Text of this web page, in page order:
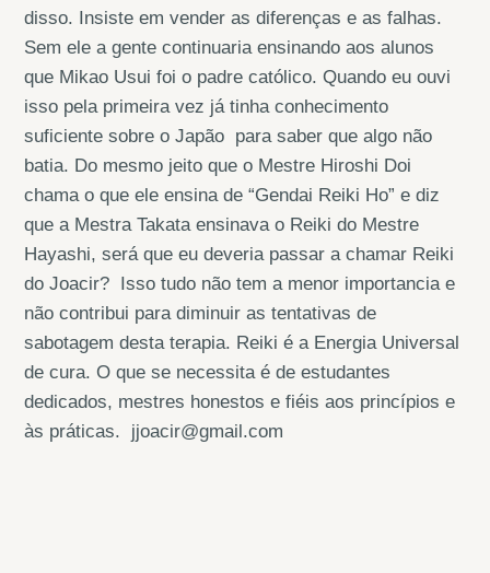
disso. Insiste em vender as diferenças e as falhas.
Sem ele a gente continuaria ensinando aos alunos
que Mikao Usui foi o padre católico. Quando eu ouvi
isso pela primeira vez já tinha conhecimento
suficiente sobre o Japão para saber que algo não
batia. Do mesmo jeito que o Mestre Hiroshi Doi
chama o que ele ensina de “Gendai Reiki Ho” e diz
que a Mestra Takata ensinava o Reiki do Mestre
Hayashi, será que eu deveria passar a chamar Reiki
do Joacir? Isso tudo não tem a menor importancia e
não contribui para diminuir as tentativas de
sabotagem desta terapia. Reiki é a Energia Universal
de cura. O que se necessita é de estudantes
dedicados, mestres honestos e fiéis aos princípios e
às práticas. jjoacir@gmail.com